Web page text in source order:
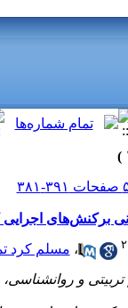
برکنش‌های اجرایی
۲ ، مسلم کرد